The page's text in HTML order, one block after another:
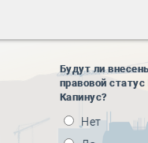
Будут ли
правовой
Капинус?
Нет